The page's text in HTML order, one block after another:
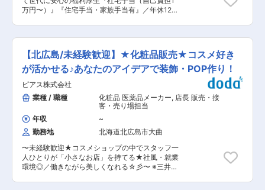
や集中配車体制による効率的な輸送計画、酒類・
安心の輸配送サービスを実現しています。。 変更
の範囲：会社の定める業務
す体制をとっており、困ったことがあった際は皆
で助けあう風土が根付いています。 ・残業時間も
少なくコントロールすることも可能、有給消化率
業務
万円〜）』『住宅手当・家族手当有』／年休125
務をお任せします。 ・協力会社への安全指導※資
材のメンテナンスや加工などを協力会社にお任せ
しています。 ・加工鋼材の品質確認 ・納期管
理、在庫管理 ・建設現場への鋼材の出荷手配 ・
工場内設備の保全業務 ＊福利厚生が充実！詳細規
定はありますが、住宅手当 自己負担額1万円／月
といった寮・社宅制度、出張手当や資格取得奨励
制度などあり。 ■グループ売上1,364億円！同社
が手掛ける橋梁は全国に8,700橋超！ 85年の歴史
を誇り、日本の建設業界の基礎を支えている、社
会インフラ事業を中核に業界トップクラスの専門
会社のヒロセグループ。 その中で中核企業である
同社は、街づくりと災害復旧、そして社会インフ
ラを【鉄鋼・橋梁 の技術】で支えています。 日
本初の重仮設資材リース会社として創業し、業界
5大大手の１社、資材保有量は業界トップ、2011
【北広島/未経験歓迎】★化粧品販売★コスメ好き
が活かせる♪あなたのアイデアで装飾・POP作り！
ピアス株式会社
業種 / 職種
化粧品 医薬品メーカー, 店長 販売・接
客・売り場担当
年収
~
勤務地
北海道北広島市大曲
〜未経験歓迎★コスメショップの中でスタッフ一
人ひとりが「小さなお店」を持てる★社風・就業
環境◎／働きながら美しくなれる☆彡〜 ※三井ア